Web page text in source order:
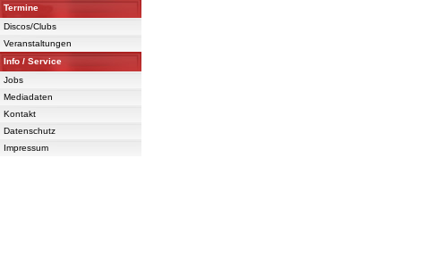
Termine
Discos/Clubs
Veranstaltungen
Info / Service
Jobs
Mediadaten
Kontakt
Datenschutz
Impressum